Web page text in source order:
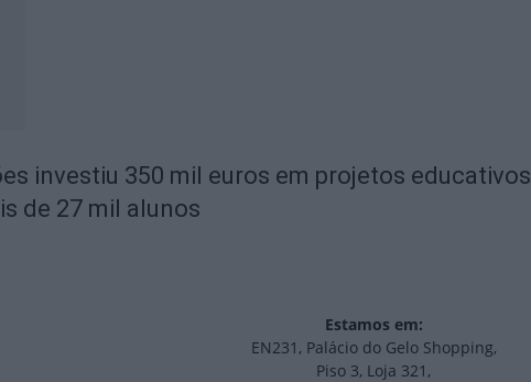
investiu 350 mil euros em projetos educativos
de 27 mil alunos
Estamos em:
EN231, Palácio do Gelo Shopping,
Piso 3, Loja 321,